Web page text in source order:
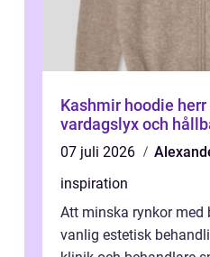
Kashmir hoodie herr en guide till
vardagslyx och
07 juli 2026
inspiration
Att minska rynkor med
vanlig estetisk